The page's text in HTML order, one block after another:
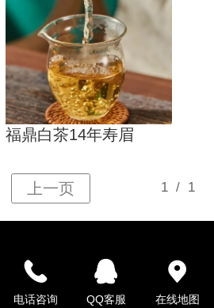
福鼎白茶14年寿眉
2026 版权所有
凡科建站提供技术支持
电话咨询 QQ客服 在线地图